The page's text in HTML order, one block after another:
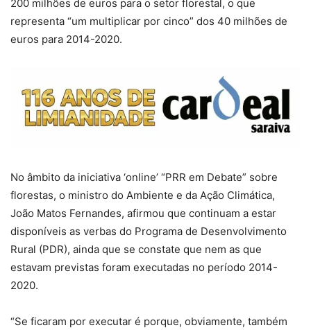
200 milhões de euros para o setor florestal, o que
representa “um multiplicar por cinco” dos 40 milhões de
euros para 2014-2020.
No âmbito da iniciativa ‘online’ “PRR em Debate” sobre
florestas, o ministro do Ambiente e da Ação Climática,
João Matos Fernandes, afirmou que continuam a estar
disponíveis as verbas do Programa de Desenvolvimento
Rural (PDR), ainda que se constate que nem as que
estavam previstas foram executadas no período 2014-
2020.
“Se ficaram por executar é porque, obviamente, também